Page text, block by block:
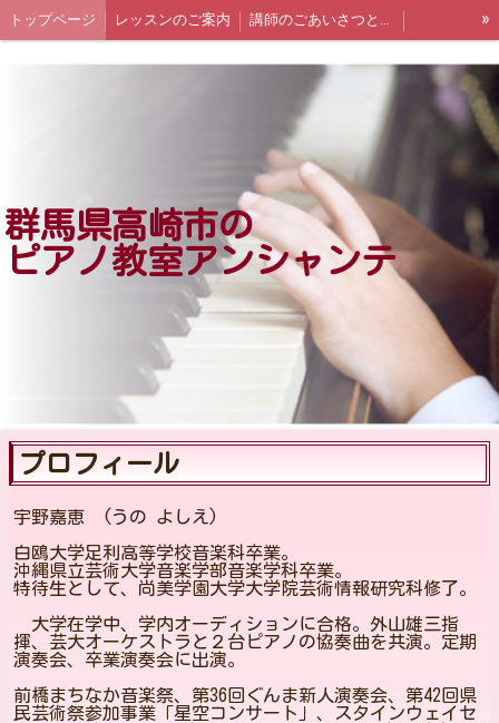
トップページ レッスンのご案内 講師のごあいさつとプロフィール
体験レッスンと個別面談について お教室 Q＆A
»
群馬県高崎市の
ピアノ教室アンシャンテ
プロフィール
宇野嘉恵 (うの よしえ)
白鴎大学足利高等学校音楽科卒業。
沖縄県立芸術大学音楽学部音楽学科卒業。
特待生として、尚美学園大学大学院芸術情報研究科修了。
大学在学中、学内オーディションに合格。外山雄三指
揮、芸大オーケストラと２台ピアノの協奏曲を共演。定期
演奏会、卒業演奏会に出演。
前橋まちなか音楽祭、第36回ぐんま新人演奏会、第42回県
民芸術祭参加事業「星空コンサート」、スタインウェイセ